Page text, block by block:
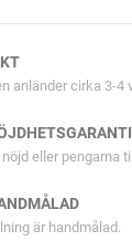
anländer cirka 3-4
eller pengarna
är handmålad.